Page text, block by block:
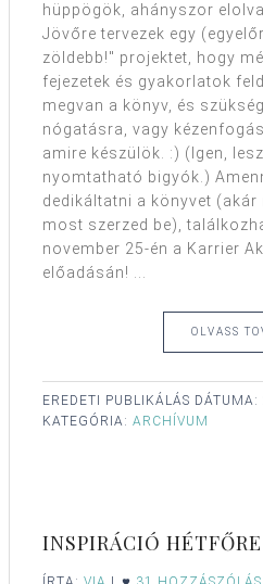
hüppögök, ahányszor
Jövőre tervezek egy
zöldebb!" projektet, hogy
fejezetek és gyakorlatok
megvan a könyv, és
nógatásra, vagy
amire készülök. :) (Igen,
nyomtatható bigyók.)
dedikáltatni a könyvet (akár
most szerzed be),
november 25-én a Karrier
előadásán! ...
OLVASS
EREDETI PUBLIKÁLÁS DÁTUMA:
KATEGÓRIA: ARCHÍVUM
INSPIRÁCIÓ HÉTFŐRE